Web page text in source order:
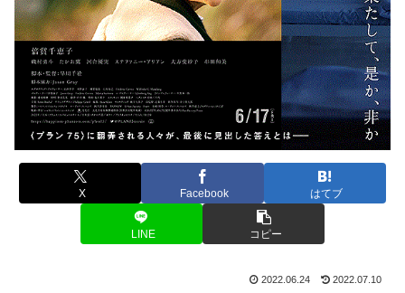
X Facebook はてブ
LINE コピー
2022.06.24 2022.07.10